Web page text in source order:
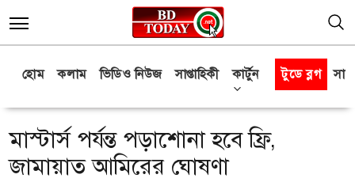
হোম কলাম ভিডিও নিউজ সাপ্তাহিকী কার্টুন টুডে ব্লগ
মাস্টার্স পর্যন্ত পড়াশোনা হবে ফ্রি,
জামায়াত আমিরের ঘোষণা